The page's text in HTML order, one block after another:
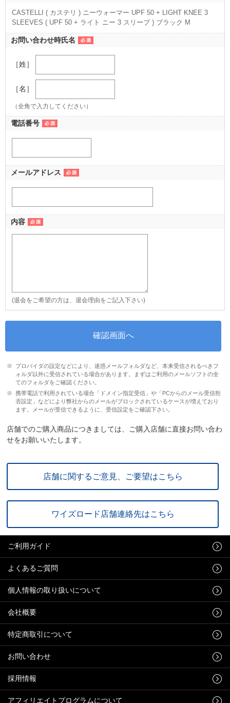
CASTELLI ( カステリ ) ニーウォーマー UPF 50 + LIGHT KNEE 3
SLEEVES ( UPF 50 + ライト ニー 3 スリーブ ) ブラック M
（M ブラック）
お問い合わせ時氏名
［姓］
［名］
（全角で入力してください）
電話番号
メールアドレス
内容
(退会をご希望の方は、退会理由をご記入下さい)
プロバイダの設定などにより、迷惑メールフォルダなど、本来受信されるべきフ
ォルダ以外に受信されている場合があります。まずはご利用のメールソフトの全
てのフォルダをご確認ください。
携帯電話で利用されている場合「ドメイン指定受信」や「PCからのメール受信拒
否設定」などにより弊社からのメールがブロックされているケースが増えており
ます。メールが受信できるように、受信設定をご確認下さい。
店舗でのご購入商品につきましては、ご購入店舗に直接お問い合わ
せをお願いいたします。
店舗に関するご意見、ご要望はこちら
ワイズロード店舗連絡先はこちら
ご利用ガイド
よくあるご質問
個人情報の取り扱いについて
会社概要
特定商取引について
お問い合わせ
採用情報
アフィリエイトプログラムについて